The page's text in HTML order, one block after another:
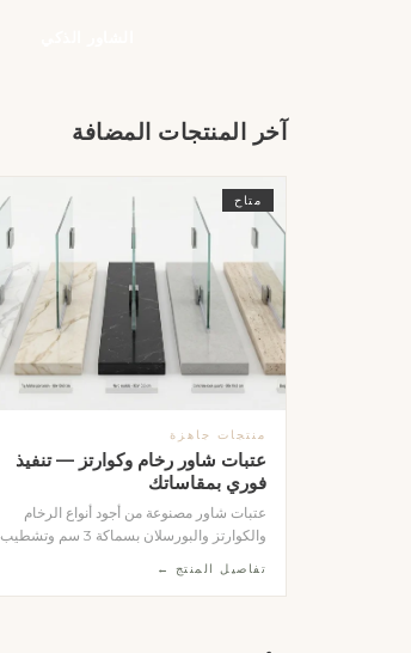
آخر المنتجات المضافة
متاح
منتجات جاهزة
عتبات شاور رخام وكوارتز — تنفيذ
فوري بمقاساتك
عتبات شاور مصنوعة من أجود أنواع الرخام
والكوارتز والبورسلان بسماكة 3 سم وتشطيب
تحتاجه بدقة عالية وفي وقت قياسي، وتتوفر
تفاصيل المنتج ←